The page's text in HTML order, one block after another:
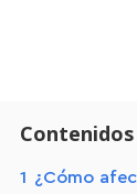
Contenidos
1 ¿Cómo